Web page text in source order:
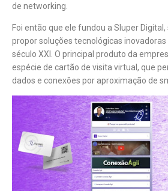
de networking.
Foi então que ele fundou a Sluper
propor soluções tecnológicas
século XXI. O principal produto da
espécie de cartão de visita virtual, que
dados e conexões por aproximação de